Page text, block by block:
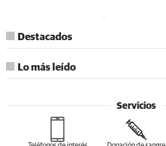
Destacados
Lo más leído
Servicios